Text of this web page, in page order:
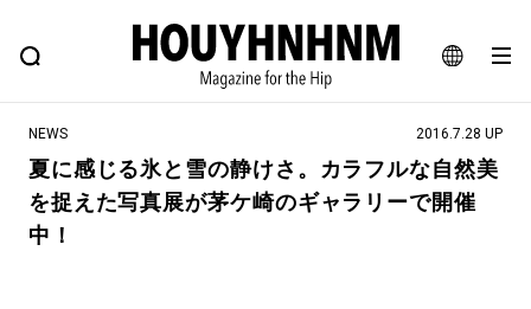
JA
EN
FEATURE BLOG SNAP
ヒップなファッション、カルチャー、ライフスタイルWEBマガジン
#注目のタグ
NEWS 2016.7.28 UP
夏に感じる氷と雪の静けさ。カラフルな自然美
を捉えた写真展が茅ケ崎のギャラリーで開催
中！